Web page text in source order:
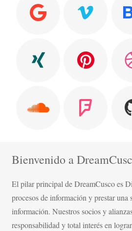
Bienvenido a
El pilar principal de DreamCusco es
procesos de información y prestar una
información. Nuestros socios y
responsabilidad y total interés en